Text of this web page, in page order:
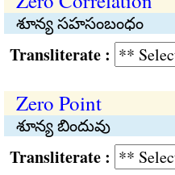
శూన్య సహసంబంధం
:
Zero Point
శూన్య బిందువు
: